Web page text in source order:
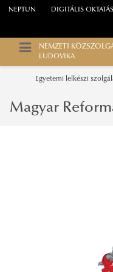
NEPTUN DIGITÁLIS OKTATÁS
NEMZETI
LUDOVIKA
Egyetemi lelkészi
Magyar